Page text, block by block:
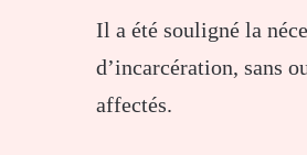
Il a été souligné la
d’incarcération, sans
affectés.